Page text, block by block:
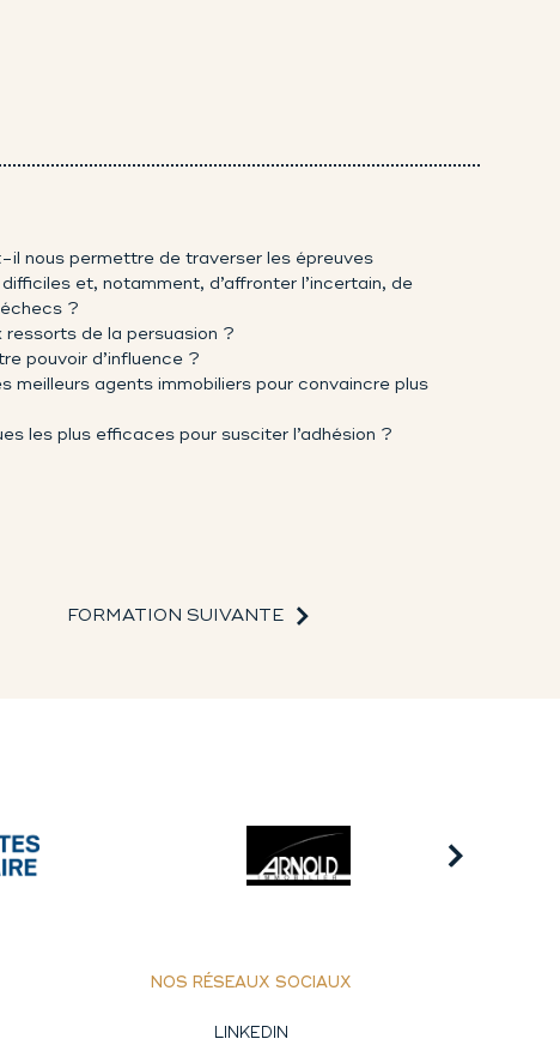
il nous permettre de traverser les épreuves
et, notamment, d’affronter l’incertain, de
?
ressorts de la persuasion ?
pouvoir d’influence ?
meilleurs agents immobiliers pour convaincre plus
les plus efficaces pour susciter l’adhésion ?
FORMATION SUIVANTE
NOS RÉSEAUX SOCIAUX
LINKEDIN